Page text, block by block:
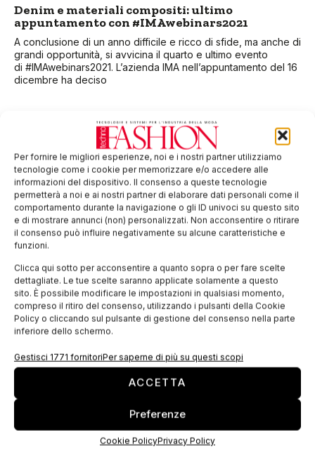
Per fornire le migliori esperienze, noi e i nostri partner utilizziamo
tecnologie come i cookie per memorizzare e/o accedere alle
informazioni del dispositivo. Il consenso a queste tecnologie
permetterà a noi e ai nostri partner di elaborare dati personali come il
comportamento durante la navigazione o gli ID univoci su questo sito
e di mostrare annunci (non) personalizzati. Non acconsentire o ritirare
il consenso può influire negativamente su alcune caratteristiche e
funzioni.
Clicca qui sotto per acconsentire a quanto sopra o per fare scelte
dettagliate. Le tue scelte saranno applicate solamente a questo
sito. È possibile modificare le impostazioni in qualsiasi momento,
compreso il ritiro del consenso, utilizzando i pulsanti della Cookie
Policy o cliccando sul pulsante di gestione del consenso nella parte
inferiore dello schermo.
Gestisci 1771 fornitoriPer saperne di più su questi scopi
ACCETTA
Preferenze
Cookie PolicyPrivacy Policy
Denim e materiali compositi: ultimo
appuntamento con #IMAwebinars2021
A conclusione di un anno difficile e ricco di sfide, ma anche di
grandi opportunità, si avvicina il quarto e ultimo evento
di #IMAwebinars2021. L’azienda IMA nell’appuntamento del 16
dicembre ha deciso
Triplice partecipazione di Istituto Secoli al
Fashion Graduate Italia 2021
Dal 24 al 26 ottobre 2021, negli spazi di Base Milano, avrà
luogo l’edizione phygital di FASHION GRADUATE ITALIA 2021.
Un evento a cui l’Istituto Secoli parteciperà con tre iniziative: